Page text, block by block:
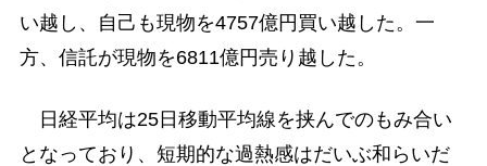
い越し、自己も現物を4757億円買い越した。一
方、信託が現物を6811億円売り越した。
日経平均は25日移動平均線を挟んでのもみ合い
となっており、短期的な過熱感はだいぶ和らいだ